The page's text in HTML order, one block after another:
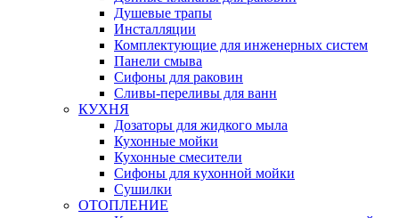
Душевые трапы
Инсталляции
Комплектующие для инженерных систем
Панели смыва
Сифоны для раковин
Сливы-переливы для ванн
КУХНЯ
Дозаторы для жидкого мыла
Кухонные мойки
Кухонные смесители
Сифоны для кухонной мойки
Сушилки
ОТОПЛЕНИЕ